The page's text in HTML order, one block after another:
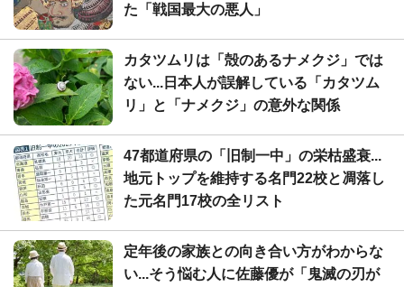
た「戦国最大の悪人」
カタツムリは「殻のあるナメクジ」では
ない...日本人が誤解している「カタツム
リ」と「ナメクジ」の意外な関係
47都道府県の「旧制一中」の栄枯盛衰...
地元トップを維持する名門22校と凋落し
た元名門17校の全リスト
定年後の家族との向き合い方がわからな
い...そう悩む人に佐藤優が「鬼滅の刃が